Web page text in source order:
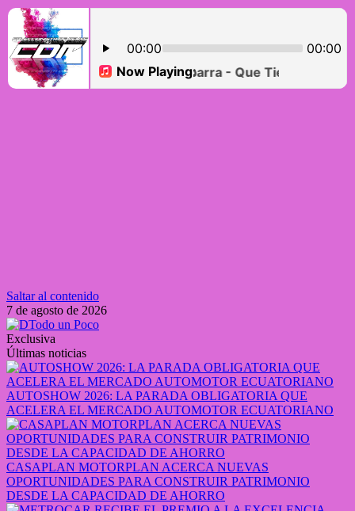
Saltar al contenido
7 de agosto de 2026
Exclusiva
Últimas noticias
AUTOSHOW 2026: LA PARADA OBLIGATORIA QUE
ACELERA EL MERCADO AUTOMOTOR ECUATORIANO
CASAPLAN MOTORPLAN ACERCA NUEVAS
OPORTUNIDADES PARA CONSTRUIR PATRIMONIO
DESDE LA CAPACIDAD DE AHORRO